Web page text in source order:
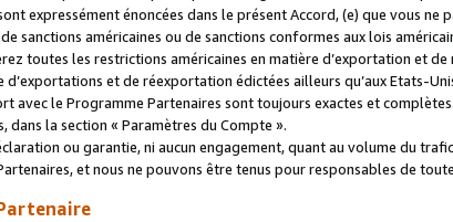
expressément énoncées dans le présent Accord, (e) que vous
sanctions américaines ou de sanctions conformes aux lois
toutes les restrictions américaines en matière d’exportation et
d’exportations et de réexportation édictées ailleurs qu’aux Etats-
avec le Programme Partenaires sont toujours exactes et
dans la section « Paramètres du Compte ».
ou garantie, ni aucun engagement, quant au volume du
et nous ne pouvons être tenus pour responsables de